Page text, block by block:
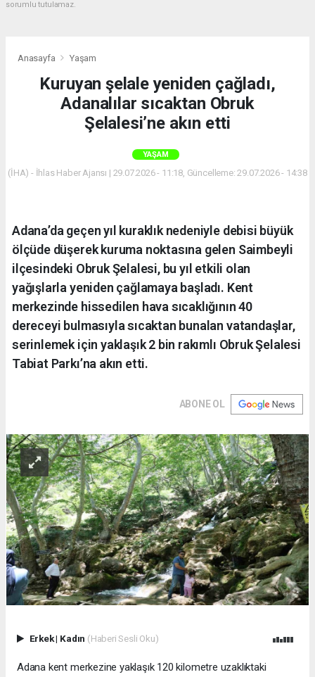
sorumlu tutulamaz.
Anasayfa Yaşam
Kuruyan şelale yeniden çağladı,
Adanalılar sıcaktan Obruk
Şelalesi’ne akın etti
YAŞAM
(İHA) - İhlas Haber Ajansı | 29.07.2026 - 11:18, Güncelleme: 29.07.2026 - 14:38
Adana’da geçen yıl kuraklık nedeniyle debisi büyük
ölçüde düşerek kuruma noktasına gelen Saimbeyli
ilçesindeki Obruk Şelalesi, bu yıl etkili olan
yağışlarla yeniden çağlamaya başladı. Kent
merkezinde hissedilen hava sıcaklığının 40
dereceyi bulmasıyla sıcaktan bunalan vatandaşlar,
serinlemek için yaklaşık 2 bin rakımlı Obruk Şelalesi
Tabiat Parkı’na akın etti.
ABONE OL
Erkek| Kadın (Haberi Sesli Oku)
Adana kent merkezine yaklaşık 120 kilometre uzaklıktaki